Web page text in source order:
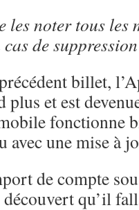
les noter tous les
de
billet,
plus et est
fonctionne
avec une mise à
de compte
découvert qu’il